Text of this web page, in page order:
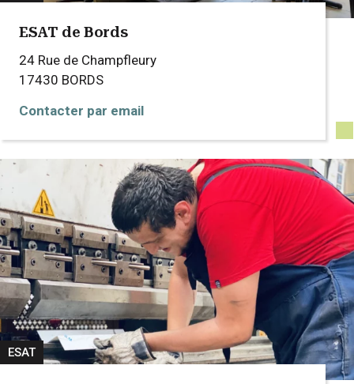
ESAT de Bords
24 Rue de Champfleury
17430 BORDS
Contacter par email
ESAT